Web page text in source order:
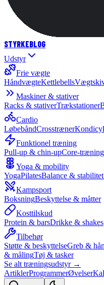
STYRKEBLOG
Udstyr
Frie vægte
HåndvægteKettlebells
Maskiner & stativer
Racks & stativerTrækstationer
Cardio
LøbebåndCrosstræner
Funktionel træning
Pull-up & chin-upCore-træning
Yoga & mobility
YogaPilatesBalance & stabilitet
Kampsport
BoksningBeskyttelse & måtter
Kosttilskud
Protein & barsDrikke & shakes
Tilbehør
Støtte & beskyttelseGreb &
& målingTøj & tasker
Se alt træningsudstyr →
ArtiklerProgrammerØvelser